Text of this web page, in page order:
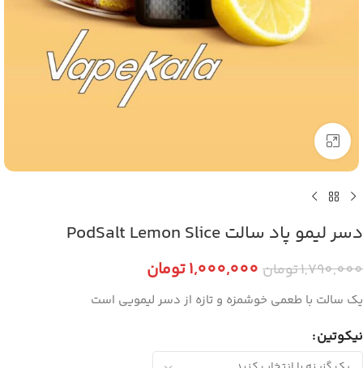
برای بزرگنمایی کلیک کنید
دسر لیمو پاد سالت PodSalt Lemon Slice
1,790,000تومان 1,000,000تومان
یک سالت با طعمی خوشمزه و تازه از دسر لیمویی است
نیکوتین